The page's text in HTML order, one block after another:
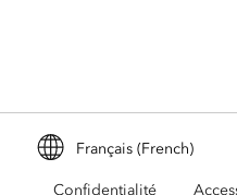
Français (French)
Confidentialité